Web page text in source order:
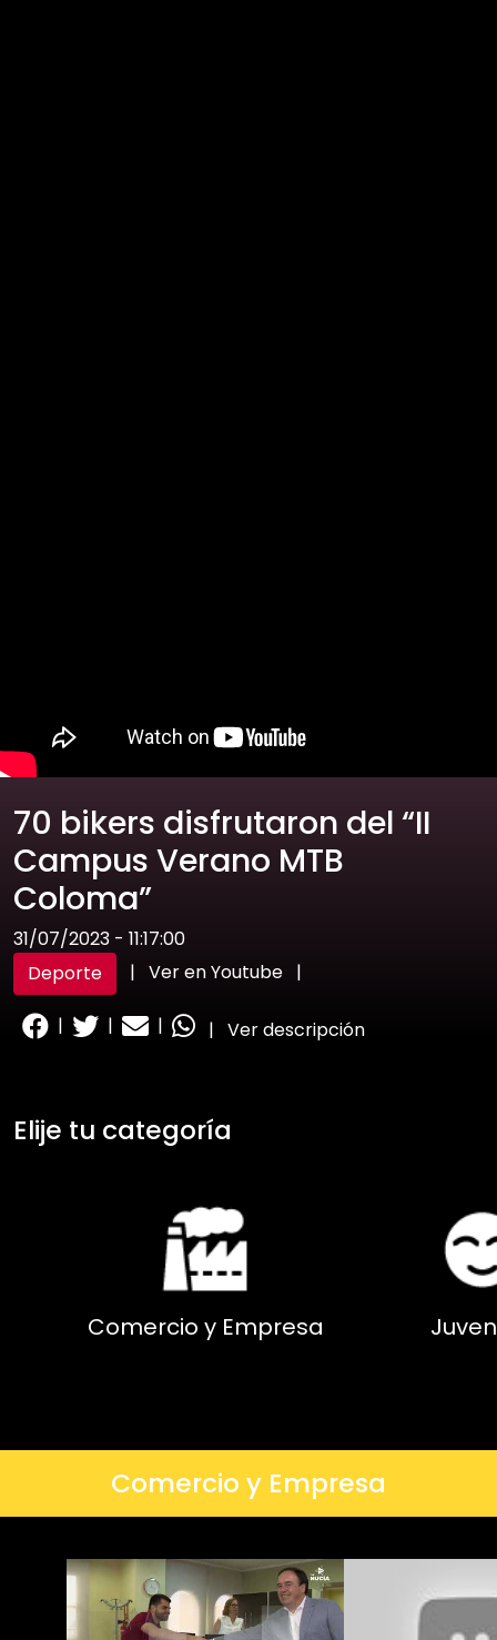
70 bikers disfrutaron del “II
Campus Verano MTB
Coloma”
31/07/2023 - 11:17:00
Deporte
| Ver en Youtube |
| | | | Ver descripción
Elije tu categoría
Comercio y Empresa
Comercio y Empresa